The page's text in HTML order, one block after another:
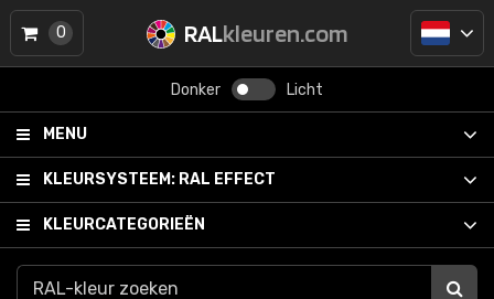
RALkleuren.com
Donker Licht
MENU
KLEURSYSTEEM: RAL EFFECT
KLEURCATEGORIEËN
0